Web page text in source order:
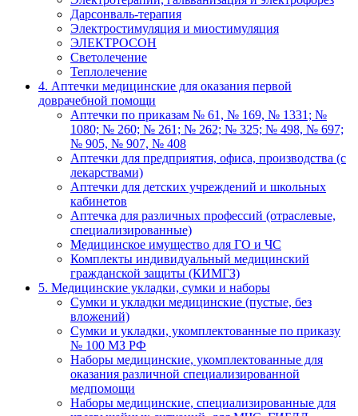
Дарсонваль-терапия
Электростимуляция и миостимуляция
ЭЛЕКТРОСОН
Светолечение
Теплолечение
4. Аптечки медицинские для оказания первой
доврачебной помощи
Аптечки по приказам № 61, № 169, № 1331; №
1080; № 260; № 261; № 262; № 325; № 498, № 697;
№ 905, № 907, № 408
Аптечки для предприятия, офиса, производства (с
лекарствами)
Аптечки для детских учреждений и школьных
кабинетов
Аптечка для различных профессий (отраслевые,
специализированные)
Медицинское имущество для ГО и ЧС
Комплекты индивидуальный медицинский
гражданской защиты (КИМГЗ)
5. Медицинские укладки, сумки и наборы
Сумки и укладки медицинские (пустые, без
вложений)
Сумки и укладки, укомплектованные по приказу
№ 100 МЗ РФ
Наборы медицинские, укомплектованные для
оказания различной специализированной
медпомощи
Наборы медицинские, специализированные для